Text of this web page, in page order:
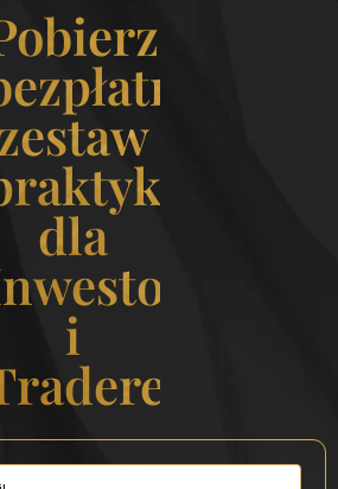
zestaw
dla
i